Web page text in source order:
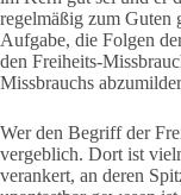
regelmäßig zum Guten
Aufgabe, die Folgen
den Freiheits-
Missbrauchs
Wer den Begriff der
vergeblich. Dort ist
verankert, an deren